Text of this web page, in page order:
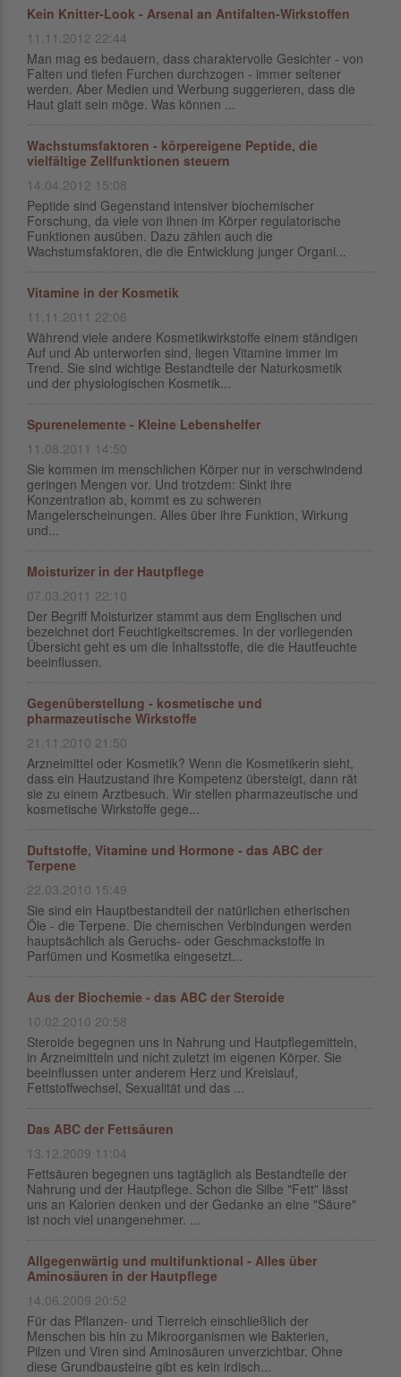
Kein Knitter-Look - Arsenal an Antifalten-Wirkstoffen
11.11.2012 22:44
Man mag es bedauern, dass charaktervolle Gesichter - von
Falten und tiefen Furchen durchzogen - immer seltener
werden. Aber Medien und Werbung suggerieren, dass die
Haut glatt sein möge. Was können ...
Wachstumsfaktoren - körpereigene Peptide, die
vielfältige Zellfunktionen steuern
14.04.2012 15:08
Peptide sind Gegenstand intensiver biochemischer
Forschung, da viele von ihnen im Körper regulatorische
Funktionen ausüben. Dazu zählen auch die
Wachstumsfaktoren, die die Entwicklung junger Organi...
Vitamine in der Kosmetik
11.11.2011 22:06
Während viele andere Kosmetikwirkstoffe einem ständigen
Auf und Ab unterworfen sind, liegen Vitamine immer im
Trend. Sie sind wichtige Bestandteile der Naturkosmetik
und der physiologischen Kosmetik...
Spurenelemente - Kleine Lebenshelfer
11.08.2011 14:50
Sie kommen im menschlichen Körper nur in verschwindend
geringen Mengen vor. Und trotzdem: Sinkt ihre
Konzentration ab, kommt es zu schweren
Mangelerscheinungen. Alles über ihre Funktion, Wirkung
und...
Moisturizer in der Hautpflege
07.03.2011 22:10
Der Begriff Moisturizer stammt aus dem Englischen und
bezeichnet dort Feuchtigkeitscremes. In der vorliegenden
Übersicht geht es um die Inhaltsstoffe, die die Hautfeuchte
beeinflussen.
Gegenüberstellung - kosmetische und
pharmazeutische Wirkstoffe
21.11.2010 21:50
Arzneimittel oder Kosmetik? Wenn die Kosmetikerin sieht,
dass ein Hautzustand ihre Kompetenz übersteigt, dann rät
sie zu einem Arztbesuch. Wir stellen pharmazeutische und
kosmetische Wirkstoffe gege...
Duftstoffe, Vitamine und Hormone - das ABC der
Terpene
22.03.2010 15:49
Sie sind ein Hauptbestandteil der natürlichen etherischen
Öle - die Terpene. Die chemischen Verbindungen werden
hauptsächlich als Geruchs- oder Geschmackstoffe in
Parfümen und Kosmetika eingesetzt...
Aus der Biochemie - das ABC der Steroide
10.02.2010 20:58
Steroide begegnen uns in Nahrung und Hautpflegemitteln,
in Arzneimitteln und nicht zuletzt im eigenen Körper. Sie
beeinflussen unter anderem Herz und Kreislauf,
Fettstoffwechsel, Sexualität und das ...
Das ABC der Fettsäuren
13.12.2009 11:04
Fettsäuren begegnen uns tagtäglich als Bestandteile der
Nahrung und der Hautpflege. Schon die Silbe "Fett" lässt
uns an Kalorien denken und der Gedanke an eine "Säure"
ist noch viel unangenehmer. ...
Allgegenwärtig und multifunktional - Alles über
Aminosäuren in der Hautpflege
14.06.2009 20:52
Für das Pflanzen- und Tierreich einschließlich der
Menschen bis hin zu Mikroorganismen wie Bakterien,
Pilzen und Viren sind Aminosäuren unverzichtbar. Ohne
diese Grundbausteine gibt es kein irdisch...